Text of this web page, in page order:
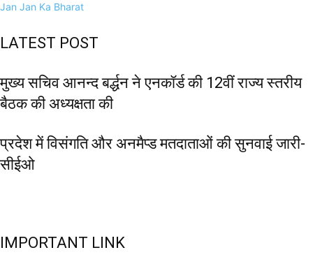
Jan Jan Ka Bharat
LATEST POST
मुख्य सचिव आनन्द बर्द्धन ने एनकॉर्ड की 12वीं राज्य स्तरीय
बैठक की अध्यक्षता की
प्रदेश में विसंगति और अनमैप्ड मतदाताओं की सुनवाई जारी-
सीईओ
IMPORTANT LINK